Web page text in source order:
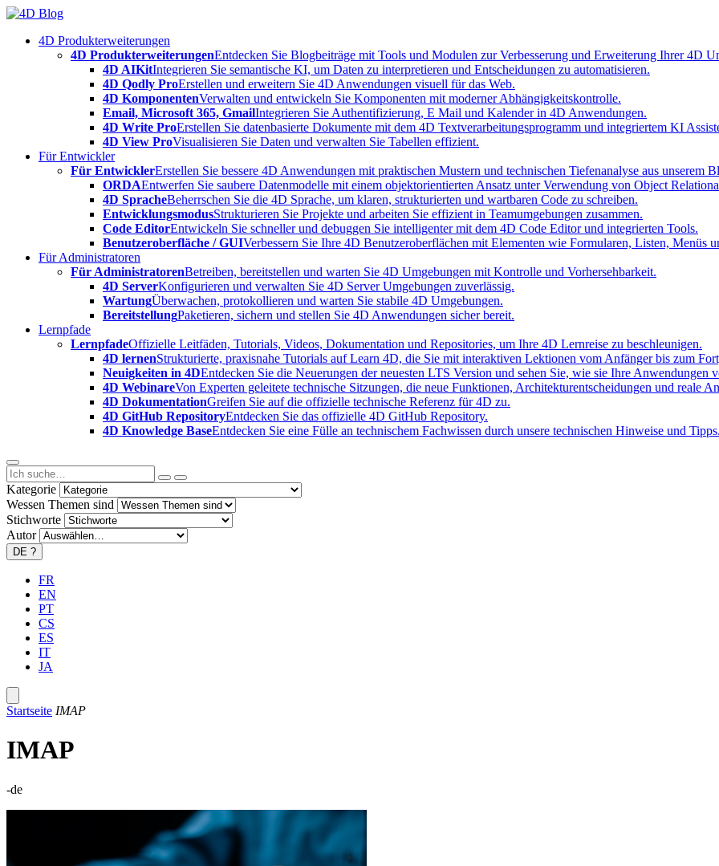
Skip
content4D Produkterweiterungen
4D ProdukterweiterungenEntdecken Sie Blogbeiträge mit Tools und Modulen zur Verbesserung und Erweiterung Ihrer 4D
4D AIKitIntegrieren Sie semantische KI, um Daten zu interpretieren und Entscheidungen zu automatisieren.
4D Qodly ProErstellen und erweitern Sie 4D Anwendungen visuell für das Web.
4D KomponentenVerwalten und entwickeln Sie Komponenten mit moderner Abhängigkeitskontrolle.
Email, Microsoft 365, GmailIntegrieren Sie Authentifizierung, E Mail und Kalender in 4D Anwendungen.
4D Write ProErstellen Sie datenbasierte Dokumente mit dem 4D Textverarbeitungsprogramm und integriertem KI
4D View ProVisualisieren Sie Daten und verwalten Sie Tabellen effizient.
Für Entwickler
Für EntwicklerErstellen Sie bessere 4D Anwendungen mit praktischen Mustern und technischen Tiefenanalyse aus unserem
ORDAEntwerfen Sie saubere Datenmodelle mit einem objektorientierten Ansatz unter Verwendung von Object
4D SpracheBeherrschen Sie die 4D Sprache, um klaren, strukturierten und wartbaren Code zu schreiben.
EntwicklungsmodusStrukturieren Sie Projekte und arbeiten Sie effizient in Teamumgebungen zusammen.
Code EditorEntwickeln Sie schneller und debuggen Sie intelligenter mit dem 4D Code Editor und integrierten Tools.
Benutzeroberfläche / GUIVerbessern Sie Ihre 4D Benutzeroberflächen mit Elementen wie Formularen, Listen, Menüs
Für Administratoren
Für AdministratorenBetreiben, bereitstellen und warten Sie 4D Umgebungen mit Kontrolle und Vorhersehbarkeit.
4D ServerKonfigurieren und verwalten Sie 4D Server Umgebungen zuverlässig.
WartungÜberwachen, protokollieren und warten Sie stabile 4D Umgebungen.
BereitstellungPaketieren, sichern und stellen Sie 4D Anwendungen sicher bereit.
Lernpfade
LernpfadeOffizielle Leitfäden, Tutorials, Videos, Dokumentation und Repositories, um Ihre 4D Lernreise zu beschleunigen.
4D lernenStrukturierte, praxisnahe Tutorials auf Learn 4D, die Sie mit interaktiven Lektionen vom Anfänger bis zum
Neuigkeiten in 4DEntdecken Sie die Neuerungen der neuesten LTS Version und sehen Sie, wie sie Ihre Anwendungen
4D WebinareVon Experten geleitete technische Sitzungen, die neue Funktionen, Architekturentscheidungen und reale
4D DokumentationGreifen Sie auf die offizielle technische Referenz für 4D zu.
4D GitHub RepositoryEntdecken Sie das offizielle 4D GitHub Repository.
4D Knowledge BaseEntdecken Sie eine Fülle an technischem Fachwissen durch unsere technischen Hinweise und Tipps.
Kategorie
Wessen Themen sind
Stichworte
Autor
DE ?
FR
EN
PT
CS
ES
IT
JA
Startseite IMAP
IMAP
-de